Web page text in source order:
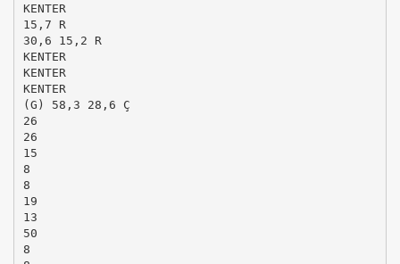
KENTER
15,7 R
30,6 15,2 R
KENTER
KENTER
KENTER
(G) 58,3 28,6 Ç
26
26
15
8
8
19
13
50
8